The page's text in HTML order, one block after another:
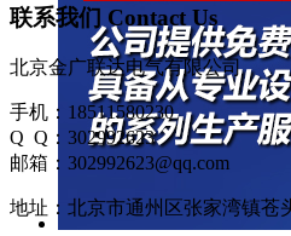
联系我们 Contact Us
北京金广联达电气有限公司
手机：18511580230
Q Q：302992623
邮箱：302992623@qq.com
地址：北京市通州区张家湾镇苍